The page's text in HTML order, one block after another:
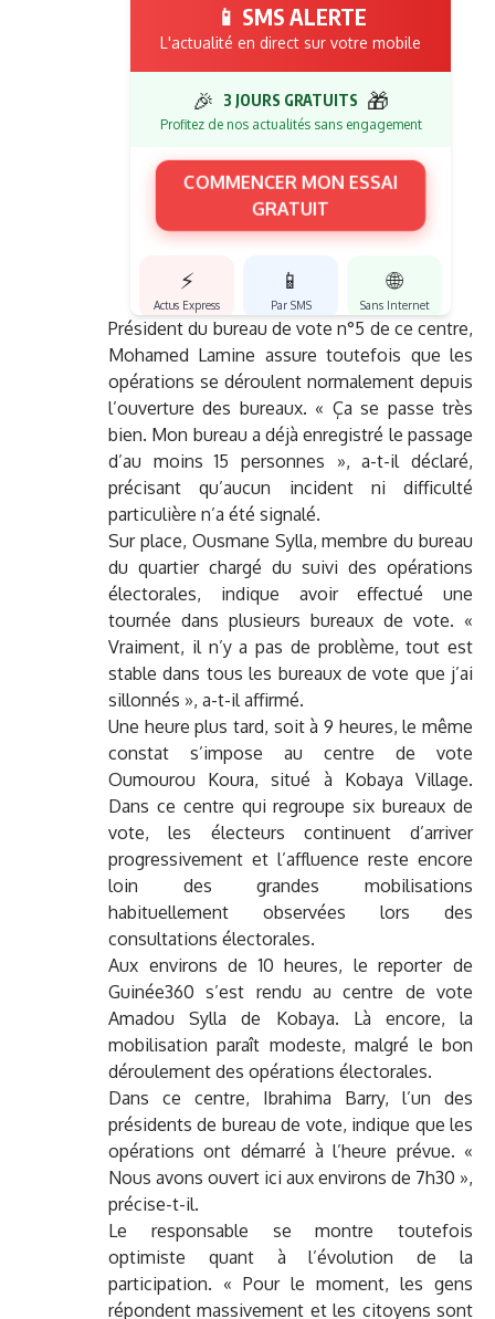
📱 SMS ALERTE
L'actualité en direct sur votre mobile
🎉 3 JOURS GRATUITS 🎁
Profitez de nos actualités sans engagement
COMMENCER MON ESSAI
GRATUIT
⚡
Actus Express
📱
Par SMS
🌐
Sans Internet
Président du bureau de vote n°5 de ce centre,
Mohamed Lamine assure toutefois que les
opérations se déroulent normalement depuis
l’ouverture des bureaux. « Ça se passe très
bien. Mon bureau a déjà enregistré le passage
d’au moins 15 personnes », a-t-il déclaré,
précisant qu’aucun incident ni difficulté
particulière n’a été signalé.
Sur place, Ousmane Sylla, membre du bureau
du quartier chargé du suivi des opérations
électorales, indique avoir effectué une
tournée dans plusieurs bureaux de vote. «
Vraiment, il n’y a pas de problème, tout est
stable dans tous les bureaux de vote que j’ai
sillonnés », a-t-il affirmé.
Une heure plus tard, soit à 9 heures, le même
constat s’impose au centre de vote
Oumourou Koura, situé à Kobaya Village.
Dans ce centre qui regroupe six bureaux de
vote, les électeurs continuent d’arriver
progressivement et l’affluence reste encore
loin des grandes mobilisations
habituellement observées lors des
consultations électorales.
Aux environs de 10 heures, le reporter de
Guinée360 s’est rendu au centre de vote
Amadou Sylla de Kobaya. Là encore, la
mobilisation paraît modeste, malgré le bon
déroulement des opérations électorales.
Dans ce centre, Ibrahima Barry, l’un des
présidents de bureau de vote, indique que les
opérations ont démarré à l’heure prévue. «
Nous avons ouvert ici aux environs de 7h30 »,
précise-t-il.
Le responsable se montre toutefois
optimiste quant à l’évolution de la
participation. « Pour le moment, les gens
répondent massivement et les citoyens sont